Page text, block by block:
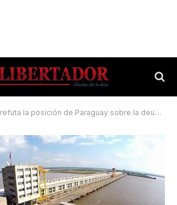
la posición de Paraguay sobre la deuda de la EBY